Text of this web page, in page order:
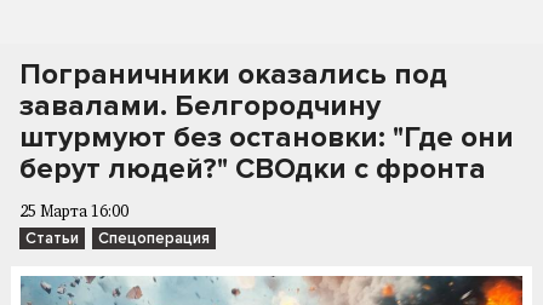
Пограничники оказались под
завалами. Белгородчину
штурмуют без остановки: "Где они
берут людей?" СВОдки с фронта
25 Марта 16:00
Статьи Спецоперация